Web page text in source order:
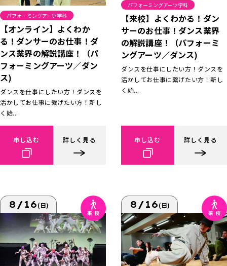
パフォーミングアーツ学科
【オンライン】よくわか
る！ダンサーのお仕事！ダ
ンス業界の解説講座！（パ
フォーミングアーツ／ダン
ス)
ダンスを仕事にしたい方！ダンスを
活かしてお仕事に繋げたい方！新し
く始...
申し込む 詳しく見る
パフォーミングアーツ学科
【来校】よくわかる！ダン
サーのお仕事！ダンス業界
の解説講座！（パフォーミ
ングアーツ／ダンス)
ダンスを仕事にしたい方！ダンスを
活かしてお仕事に繋げたい方！新し
く始...
申し込む 詳しく見る
8/16(日) 8/16(日)